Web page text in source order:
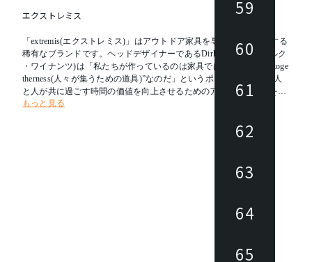
59
60
61
62
63
64
65
エクストレミス
「extremis(エクストレミス)」はアウトドア家具を専門にデザインする
稀有なブランドです。ヘッドデザイナーであるDirk Wynants(ディルク
・ワイナンツ)は「私たちが作っているのは家具ではなく“tools for toge
therness(人々が集うための道具)”なのだ」というポリシーのもと、人
と人が共に過ごす時間の価値を向上させるためのアウトドア家具を提
案しています。現在では、屋外だけでなく、オフィスのコミニュケー
もっと見る